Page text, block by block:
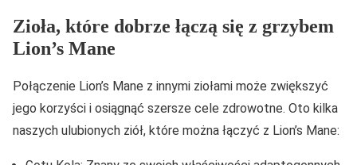
Zioła, które dobrze łączą się z grzybem
Lion’s Mane
Połączenie Lion’s Mane z innymi ziołami może zwiększyć
jego korzyści i osiągnąć szersze cele zdrowotne. Oto kilka
naszych ulubionych ziół, które można łączyć z Lion’s Mane: